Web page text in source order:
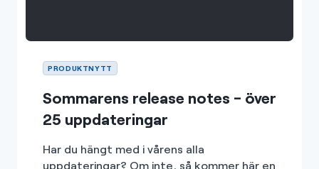
PRODUKTNYTT
Sommarens release notes - över
25 uppdateringar
Har du hängt med i vårens alla
uppdateringar? Om inte, så kommer här en